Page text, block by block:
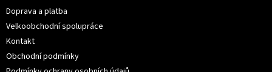
Doprava a platba
Velkoobchodní spolupráce
Kontakt
Obchodní podmínky